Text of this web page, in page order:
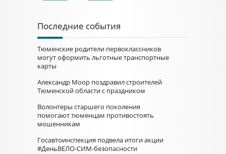
Последние события
Тюменские родители первоклассников
могут оформить льготные транспортные
карты
Александр Моор поздравил строителей
Тюменской области с праздником
Волонтеры старшего поколения
помогают тюменцам противостоять
мошенникам
Госавтоинспекция подвела итоги акции
#ДеньВЕЛО-СИМ-безопасности